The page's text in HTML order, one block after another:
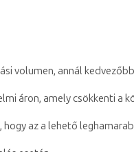
volumen, annál
áron, amely csökkenti a
az a lehető